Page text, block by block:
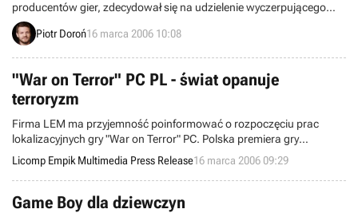
producentów gier, zdecydował się na udzielenie wyczerpującego
wywiadu, który został opublikowany na łamach serwisu
internetowego Nintendo of Europe. Stwierdził w nim m.in., że
Piotr Doroń16 marca 2006 10:08
"War on Terror" PC PL - świat opanuje
terroryzm
Firma LEM ma przyjemność poinformować o rozpoczęciu prac
lokalizacyjnych gry "War on Terror" PC. Polska premiera gry
planowana jest na kwiecień bieżącego roku. Wyłącznym
dystrybutorem gry na terenie Polski jest firma Licomp Empik
Multimedia.
Licomp Empik Multimedia Press Release16 marca 2006 09:29
Game Boy dla dziewczyn